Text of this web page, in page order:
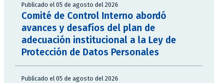
Publicado el 05 de agosto del 2026
Comité de Control Interno abordó
avances y desafíos del plan de
adecuación institucional a la Ley de
Protección de Datos Personales
Publicado el 05 de agosto del 2026